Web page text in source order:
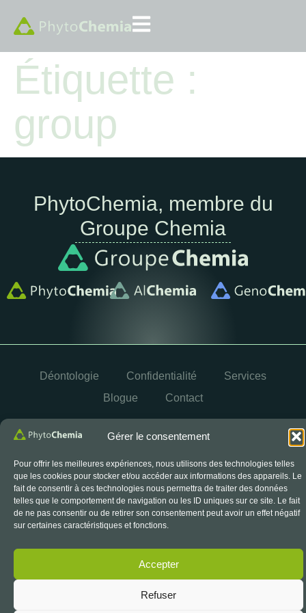
Gérer le consentement
Pour offrir les meilleures expériences, nous utilisons des technologies telles
que les cookies pour stocker et/ou accéder aux informations des appareils. Le
fait de consentir à ces technologies nous permettra de traiter des données
telles que le comportement de navigation ou les ID uniques sur ce site. Le fait
de ne pas consentir ou de retirer son consentement peut avoir un effet négatif
sur certaines caractéristiques et fonctions.
Accepter
Refuser
Étiquette :
group
PhytoChemia, membre du
Groupe Chemia
© 2026 PhytoChemia. Tous droits réservés. Propulsé par
Déontologie Confidentialité
Services
Blogue
Contact
Le symbole d’accréditation du CCN est un symbole officiel
du Conseil canadien des normes, utilisé sous licence.